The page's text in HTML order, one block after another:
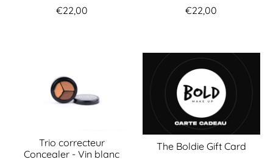
€22,00 €22,00
Trio correcteur
Concealer - Vin blanc
The Boldie Gift Card